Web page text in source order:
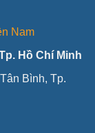
Nam
Hồ Chí Minh
Bình, Tp.